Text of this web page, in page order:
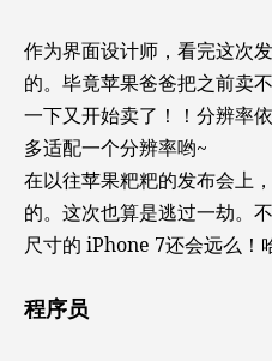
作为界面设计师，看完这次
的。毕竟苹果爸爸把之前卖
一下又开始卖了！！分辨率
多适配一个分辨率哟~
在以往苹果粑粑的发布会上
的。这次也算是逃过一劫。
尺寸的 iPhone 7还会远么！
程序员